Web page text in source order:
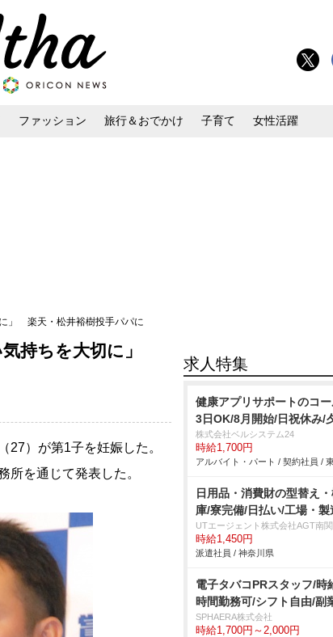
ファッション 旅行＆おでかけ 子育て 女性活躍
」 楽天・松井裕樹投手パパに
持ちを大切に」
（27）が第1子を妊娠した。
所を通じて発表した。
求人特集
健康アプリサポートのコ
3日OK/8月開始/日祝休み/
株式会社ベルシステム24
時給1,700円
アルバイト・パート / 契約社員 /
日用品・消費財の型替え
庫/寮完備/日払い/工場・製
UTエージェント株式会社AGT南
時給1,450円
派遣社員 / 神奈川県
電子タバコPRスタッフ/時
時間勤務可/シフト自由/副
SPHAERA株式会社
時給1,700円～2,000円